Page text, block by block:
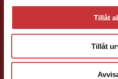
Tillåt
Tillåt
046-31
E-